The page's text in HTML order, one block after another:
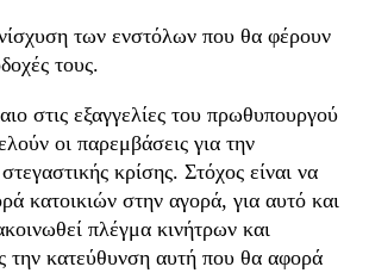
των ενστόλων που θα φέρουν
τους.
στις εξαγγελίες του πρωθυπουργού
οι παρεμβάσεις για την
κρίσης. Στόχος είναι να
κατοικιών στην αγορά, για αυτό και
πλέγμα κινήτρων και
την κατεύθυνση αυτή που θα αφορά